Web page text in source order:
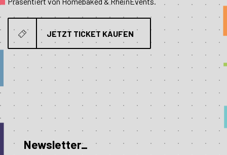
JETZT TICKET KAUFEN
Newsletter_